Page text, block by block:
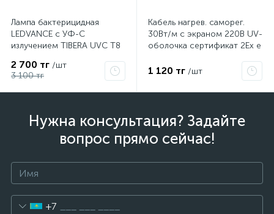
Лампа бактерицидная
LEDVANCE с УФ-С
излучением TIBERA UVC T8
2 700 тг /шт
3 100 тг
Кабель нагрев. саморег.
30Вт/м с экраном 220В UV-
оболочка сертификат 2Ex e
PHC-30
1 120 тг /шт
Нужна консультация? Задайте
вопрос прямо сейчас!
+7